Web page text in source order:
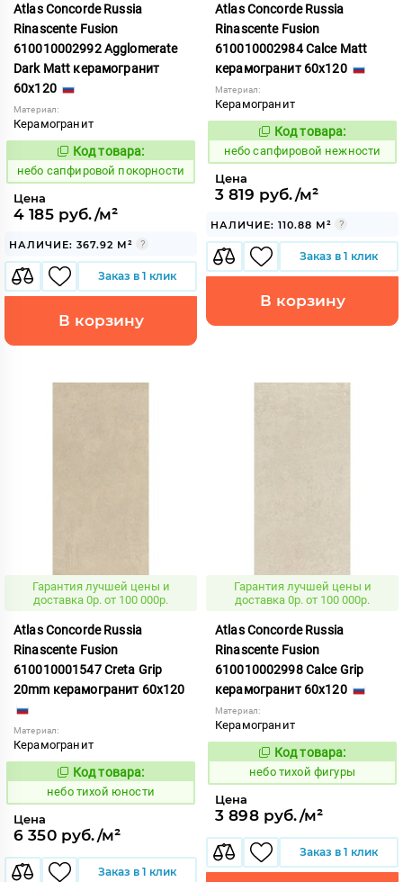
Atlas Concorde Russia
Rinascente Fusion
610010002992 Agglomerate
Dark Matt керамогранит
60x120
Материал:
Керамогранит
1119572
Код товара:
небо сапфировой покорности
Цена
4 185 руб./м²
НАЛИЧИЕ: 367.92 М²
Заказ в 1 клик
В корзину
Atlas Concorde Russia
Rinascente Fusion
610010002984 Calce Matt
керамогранит 60x120
Материал:
Керамогранит
1119558
Код товара:
небо сапфировой нежности
Цена
3 819 руб./м²
НАЛИЧИЕ: 110.88 М²
Заказ в 1 клик
В корзину
Гарантия лучшей цены и
доставка 0р. от 100 000р.
Atlas Concorde Russia
Rinascente Fusion
610010001547 Creta Grip
20mm керамогранит 60x120
Материал:
Керамогранит
1122123
Код товара:
небо тихой юности
Цена
6 350 руб./м²
Заказ в 1 клик
Гарантия лучшей цены и
доставка 0р. от 100 000р.
Atlas Concorde Russia
Rinascente Fusion
610010002998 Calce Grip
керамогранит 60x120
Материал:
Керамогранит
1122115
Код товара:
небо тихой фигуры
Цена
3 898 руб./м²
Заказ в 1 клик